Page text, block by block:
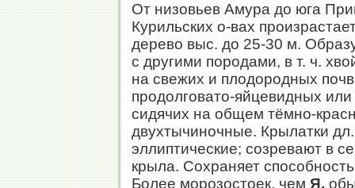
От низовьев Амура до юга
Курильских о-вах
дерево выc. до 25-30 м.
с другими породами, в т. ч.
на свежих и плодородных
продолговато-яйцевидных
сидячих на общем тёмно-
двухтычиночные. Крылатки
эллиптические; созревают в
крыла. Сохраняет
Более морозостоек, чем Я.